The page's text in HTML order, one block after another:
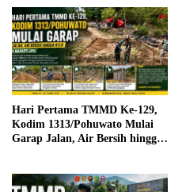
Hari Pertama TMMD Ke-129,
Kodim 1313/Pohuwato Mulai
Garap Jalan, Air Bersih hingga